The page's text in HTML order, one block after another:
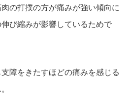
の打撲の方が痛みが強い傾向に
び縮みが影響しているためで
障をきたすほどの痛みを感じる